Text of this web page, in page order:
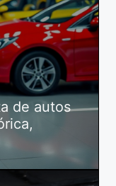
de autos